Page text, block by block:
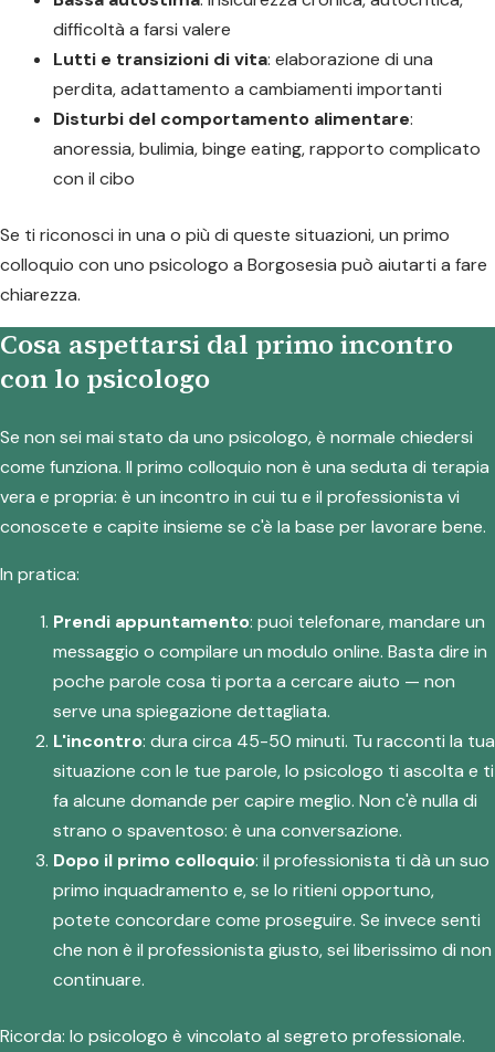
difficoltà a farsi valere
Lutti e transizioni di vita: elaborazione di una
perdita, adattamento a cambiamenti importanti
Disturbi del comportamento alimentare:
anoressia, bulimia, binge eating, rapporto complicato
con il cibo
Se ti riconosci in una o più di queste situazioni, un primo
colloquio con uno psicologo a Borgosesia può aiutarti a fare
chiarezza.
Cosa aspettarsi dal primo incontro
con lo psicologo
Se non sei mai stato da uno psicologo, è normale chiedersi
come funziona. Il primo colloquio non è una seduta di terapia
vera e propria: è un incontro in cui tu e il professionista vi
conoscete e capite insieme se c'è la base per lavorare bene.
In pratica:
Prendi appuntamento: puoi telefonare, mandare un
messaggio o compilare un modulo online. Basta dire in
poche parole cosa ti porta a cercare aiuto — non
serve una spiegazione dettagliata.
L'incontro: dura circa 45-50 minuti. Tu racconti la tua
situazione con le tue parole, lo psicologo ti ascolta e ti
fa alcune domande per capire meglio. Non c'è nulla di
strano o spaventoso: è una conversazione.
Dopo il primo colloquio: il professionista ti dà un suo
primo inquadramento e, se lo ritieni opportuno,
potete concordare come proseguire. Se invece senti
che non è il professionista giusto, sei liberissimo di non
continuare.
Ricorda: lo psicologo è vincolato al segreto professionale.